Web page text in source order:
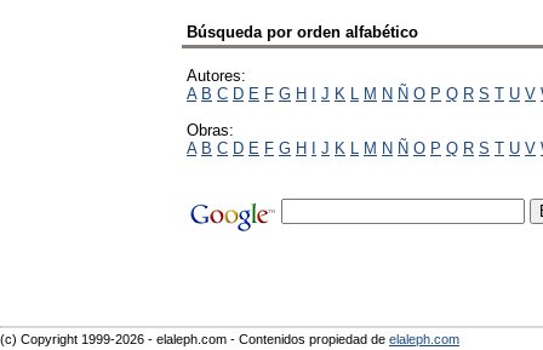
Búsqueda por orden alfabético
Autores:
A B C D E F G H I J K L M N Ñ O P Q R S T U V
Obras:
A B C D E F G H I J K L M N Ñ O P Q R S T U V
(c) Copyright 1999-2026 - elaleph.com - Contenidos propiedad de elaleph.com